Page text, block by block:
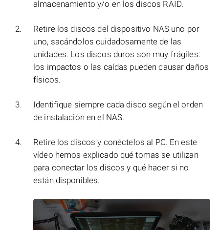
almacenamiento y/o en los discos RAID.
Retire los discos del dispositivo NAS uno por
uno, sacándolos cuidadosamente de las
unidades. Los discos duros son muy frágiles:
los impactos o las caídas pueden causar daños
físicos.
Identifique siempre cada disco según el orden
de instalación en el NAS.
Retire los discos y conéctelos al PC. En este
vídeo hemos explicado qué tomas se utilizan
para conectar los discos y qué hacer si no
están disponibles.